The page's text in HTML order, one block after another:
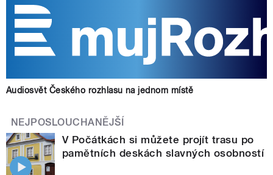
Audiosvět Českého rozhlasu na jednom místě
NEJPOSLOUCHANĚJŠÍ
V Počátkách si můžete projít trasu po
pamětních deskách slavných osobností